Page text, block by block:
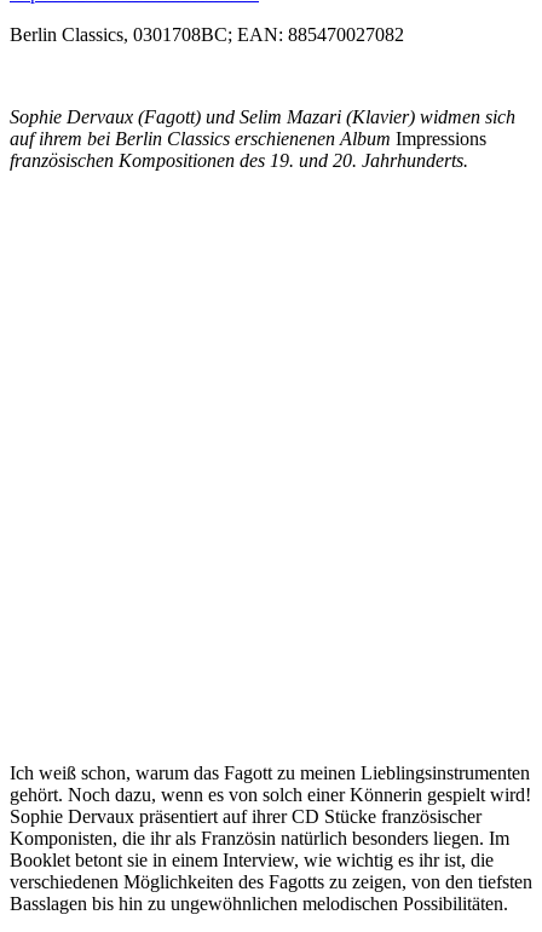
Berlin Classics, 0301708BC; EAN: 885470027082
Sophie Dervaux (Fagott) und Selim Mazari (Klavier) widmen sich
auf ihrem bei Berlin Classics erschienenen Album Impressions
französischen Kompositionen des 19. und 20. Jahrhunderts.
Ich weiß schon, warum das Fagott zu meinen Lieblingsinstrumenten
gehört. Noch dazu, wenn es von solch einer Könnerin gespielt wird!
Sophie Dervaux präsentiert auf ihrer CD Stücke französischer
Komponisten, die ihr als Französin natürlich besonders liegen. Im
Booklet betont sie in einem Interview, wie wichtig es ihr ist, die
verschiedenen Möglichkeiten des Fagotts zu zeigen, von den tiefsten
Basslagen bis hin zu ungewöhnlichen melodischen Possibilitäten.